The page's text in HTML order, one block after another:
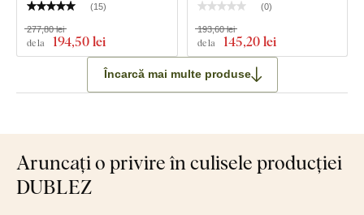
(15)
de la 194,50 lei
277,80 lei
(0)
de la 145,20 lei
193,60 lei
Încarcă mai multe produse
Aruncați o privire în culisele producției
DUBLEZ